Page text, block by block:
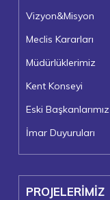
Vizyon&Misyon
Meclis Kararları
Müdürlüklerimiz
Kent Konseyi
Eski Başkanlarımız
İmar Duyuruları
PROJELERİMİZ